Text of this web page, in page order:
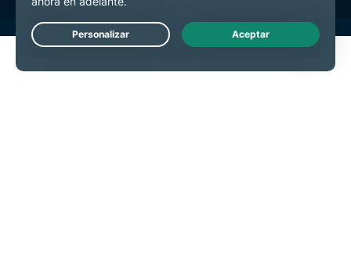
Live Chat